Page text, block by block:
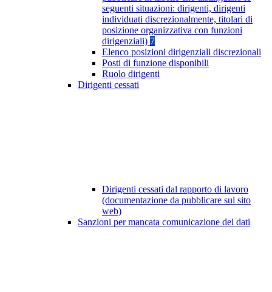
seguenti situazioni: dirigenti, dirigenti
individuati discrezionalmente, titolari di
posizione organizzativa con funzioni
dirigenziali) 7
Elenco posizioni dirigenziali discrezionali
Posti di funzione disponibili
Ruolo dirigenti
Dirigenti cessati
Dirigenti cessati dal rapporto di lavoro
(documentazione da pubblicare sul sito
web)
Sanzioni per mancata comunicazione dei dati